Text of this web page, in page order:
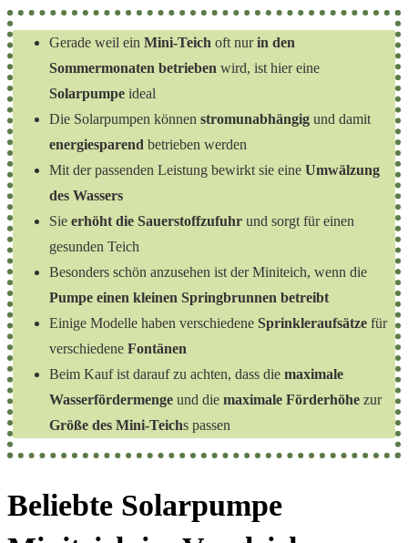
Gerade weil ein Mini-Teich oft nurin den
Sommermonaten betrieben wird, ist hier eine
Solarpumpe ideal
Die Solarpumpen können stromunabhängig und damit
energiesparend betrieben werden
Mit der passenden Leistung bewirkt sie eine Umwälzung
des Wassers
Sie erhöht die Sauerstoffzufuhr und sorgt für einen
gesunden Teich
Besonders schön anzusehen ist der Miniteich, wenn die
Pumpe einen kleinen Springbrunnen betreibt
Einige Modelle haben verschiedene Sprinkleraufsätze für
verschiedene Fontänen
Beim Kauf ist darauf zu achten, dass die maximale
Wasserfördermenge und die maximale Förderhöhe zur
Größe des Mini-Teichs passen
Beliebte Solarpumpe